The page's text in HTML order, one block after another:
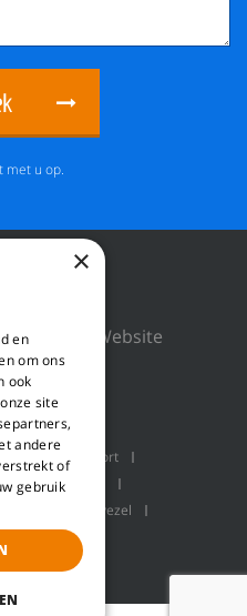
met u op.
|
Website
Over ons
Bulk transport
Pallet packaging
van houtvezel
Refiner
×
en
om ons
ook
site
andere
of
gebruik